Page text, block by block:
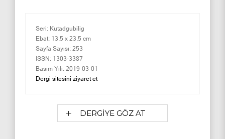
Seri: Kutadgubilig
Ebat: 13,5 x 23,5 cm
Sayfa Sayısı: 253
ISSN: 1303-3387
Basım Yılı: 2019-03-01
Dergi sitesini ziyaret et
DERGİYE GÖZ AT